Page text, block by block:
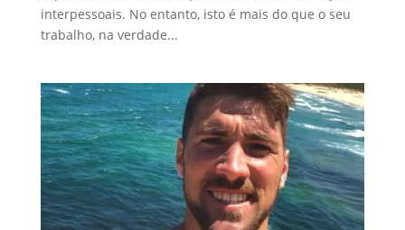
interpessoais. No entanto, isto é mais do que o seu
trabalho, na verdade...